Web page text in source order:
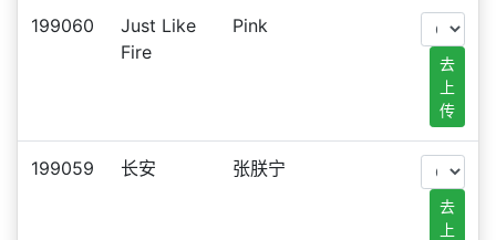
199060
Just Like
Fire
Pink
去
上
传
199059 长安 张朕宁
去
上